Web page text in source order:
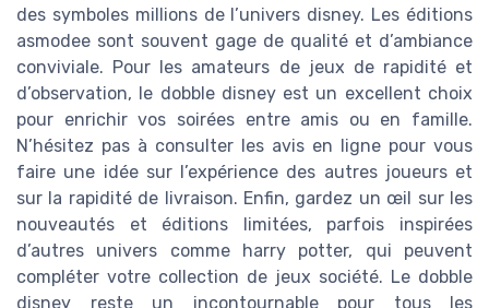
des symboles millions de l’univers disney. Les éditions
asmodee sont souvent gage de qualité et d’ambiance
conviviale. Pour les amateurs de jeux de rapidité et
d’observation, le dobble disney est un excellent choix
pour enrichir vos soirées entre amis ou en famille.
N’hésitez pas à consulter les avis en ligne pour vous
faire une idée sur l’expérience des autres joueurs et
sur la rapidité de livraison. Enfin, gardez un œil sur les
nouveautés et éditions limitées, parfois inspirées
d’autres univers comme harry potter, qui peuvent
compléter votre collection de jeux société. Le dobble
disney reste un incontournable pour tous les